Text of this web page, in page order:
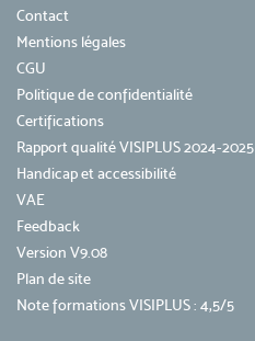
Contact
Mentions légales
CGU
Politique de confidentialité
Certifications
Rapport qualité VISIPLUS 2024-2025
Handicap et accessibilité
VAE
Feedback
Version V9.08
Plan de site
Note formations VISIPLUS : 4,5/5